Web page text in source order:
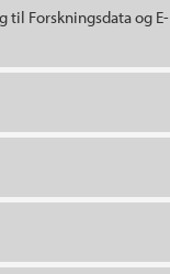
til Forskningsdata og E-